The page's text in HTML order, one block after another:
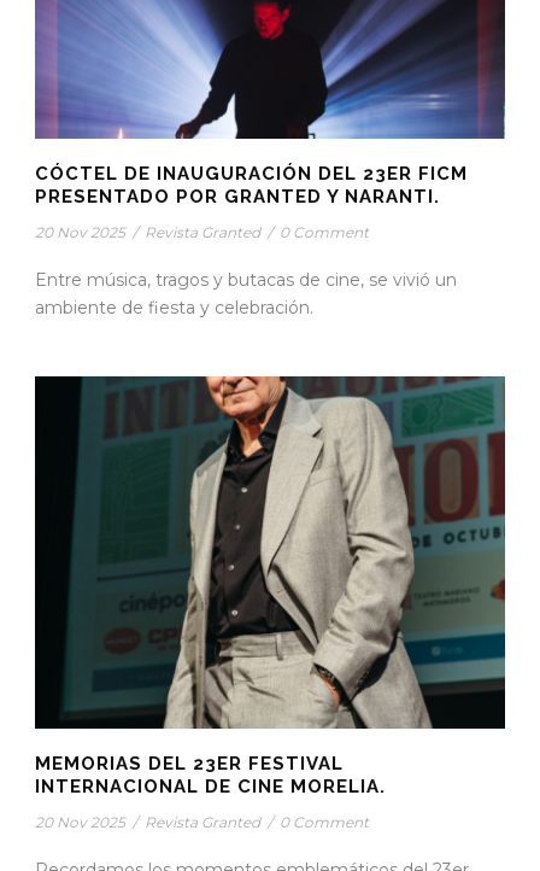
CÓCTEL DE INAUGURACIÓN DEL 23ER FICM
PRESENTADO POR GRANTED Y NARANTI.
20 Nov 2025 / Revista Granted / 0 Comment
Entre música, tragos y butacas de cine, se vivió un
ambiente de fiesta y celebración.
MEMORIAS DEL 23ER FESTIVAL
INTERNACIONAL DE CINE MORELIA.
20 Nov 2025 / Revista Granted / 0 Comment